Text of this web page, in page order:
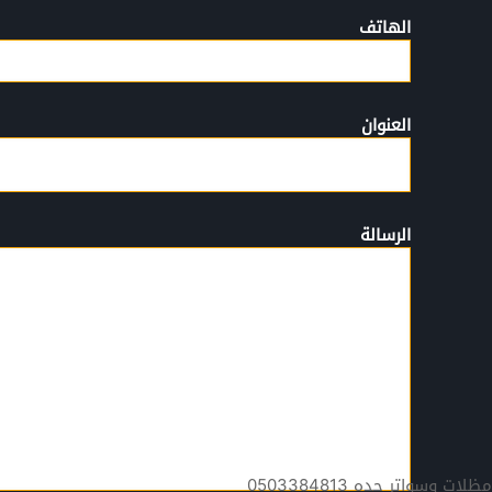
الهاتف
العنوان
الرسالة
مظلات وسواتر جده 0503384813